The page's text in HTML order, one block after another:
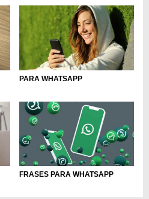
PARA WHATSAPP
FRASES PARA WHATSAPP